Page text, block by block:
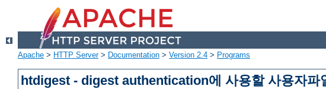
Apache > HTTP Server> Documentation > Version 2.4 > Programs
htdigest - digest authentication에 사용할 사용자파